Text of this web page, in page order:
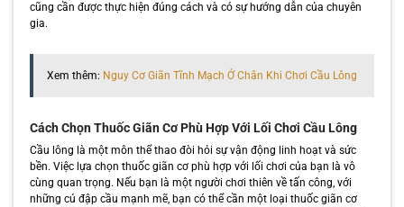
cũng cần được thực hiện đúng cách và có sự hướng dẫn của chuyên
gia.
Xem thêm: Nguy Cơ Giãn Tĩnh Mạch Ở Chân Khi Chơi Cầu Lông
Cách Chọn Thuốc Giãn Cơ Phù Hợp Với Lối Chơi Cầu Lông
Cầu lông là một môn thể thao đòi hỏi sự vận động linh hoạt và sức
bền. Việc lựa chọn thuốc giãn cơ phù hợp với lối chơi của bạn là vô
cùng quan trọng. Nếu bạn là một người chơi thiên về tấn công, với
những cú đập cầu mạnh mẽ, bạn có thể cần một loại thuốc giãn cơ